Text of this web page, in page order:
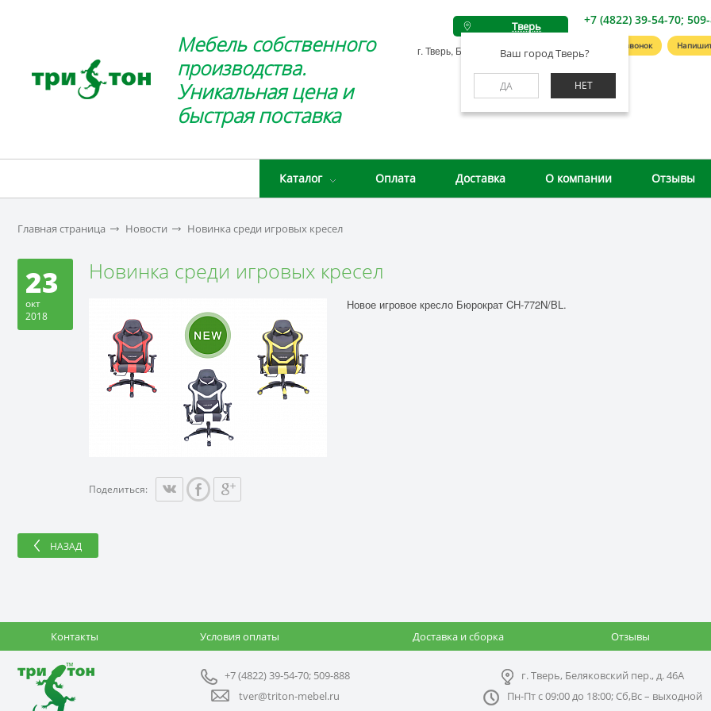
Мебель собственного
производства.
Уникальная цена и
быстрая поставка
Тверь
Ваш город Тверь?
ДА НЕТ
г. Тверь, Беляковский пер., д. 46А
+7 (4822) 39-54-70;
Заказать звонок
Каталог Оплата Доставка О компании Отзывы
Главная страница Новости Новинка среди игровых кресел
23
окт
2018
Новинка среди игровых кресел
Новое игровое кресло Бюрократ CH-772N/BL.
Поделиться:
НАЗАД
Контакты Условия оплаты Доставка и сборка Отзывы
+7 (4822) 39-54-70; 509-888
г. Тверь, Беляковский пер., д. 46А
tver@triton-mebel.ru
Пн-Пт с 09:00 до 18:00; Сб,Вс – выходной